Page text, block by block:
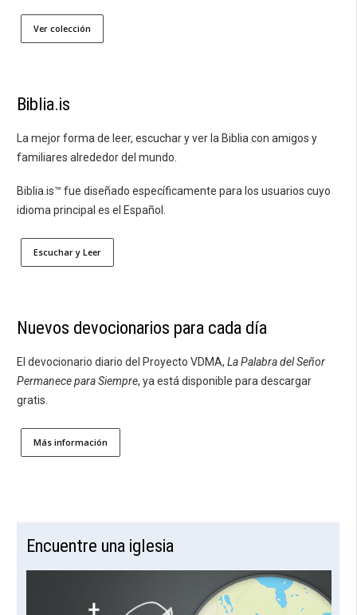
Ver colección
Biblia.is
La mejor forma de leer, escuchar y ver la Biblia con amigos y
familiares alrededor del mundo.
Biblia.is™ fue diseñado específicamente para los usuarios cuyo
idioma principal es el Español.
Escuchar y Leer
Nuevos devocionarios para cada día
El devocionario diario del Proyecto VDMA, La Palabra del Señor
Permanece para Siempre, ya está disponible para descargar
gratis.
Más información
Encuentre una iglesia